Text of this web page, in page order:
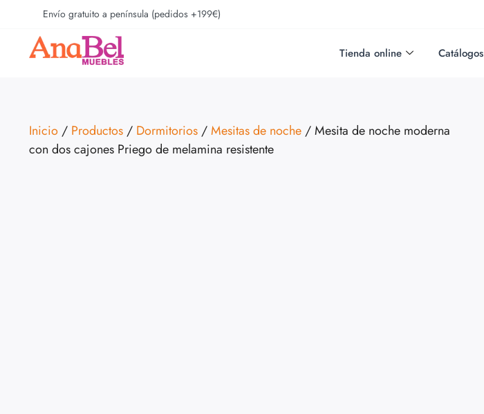
Envío gratuito a península (pedidos +199€)
Tienda online Catálogos
Inicio / Productos / Dormitorios /Mesitas de noche / Mesita de noche moderna
con dos cajones Priego de melamina resistente